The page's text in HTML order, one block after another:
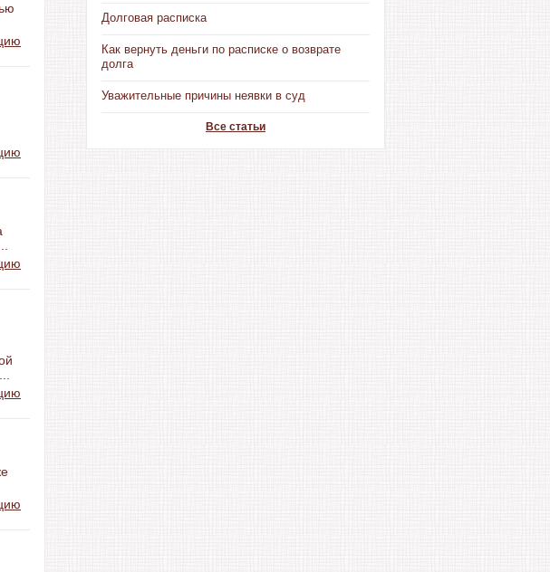
Долговая расписка
Как вернуть деньги по расписке о возврате
долга
Уважительные причины неявки в суд
Все статьи